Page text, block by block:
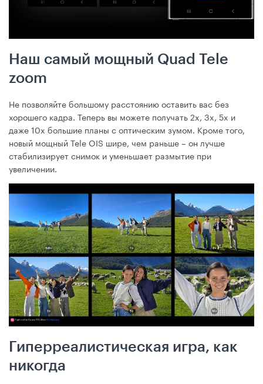
Наш самый мощный Quad Tele
zoom
Не позволяйте большому расстоянию оставить вас без
хорошего кадра. Теперь вы можете получать 2x, 3x, 5x и
даже 10x большие планы с оптическим зумом. Кроме того,
новый мощный Tele OIS шире, чем раньше – он лучше
стабилизирует снимок и уменьшает размытие при
увеличении.
Гиперреалистическая игра, как
никогда